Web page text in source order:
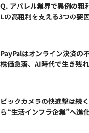
Q. アパレル業界で異例の粗
Lの高粗利を支える3つの要
PayPalはオンライン決済の
株価急落、AI時代で生き残
ビックカメラの快進撃は続
ら“生活インフラ企業”へ進